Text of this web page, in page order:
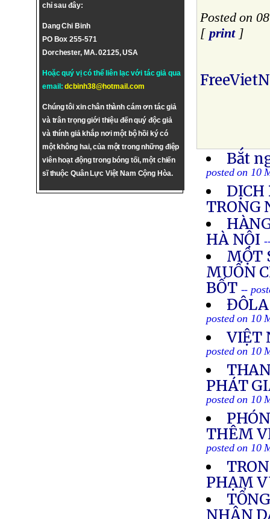
chỉ sau đây:
Dang Chi Binh
PO Box 255-571
Dorchester, MA. 02125, USA
Hoặc quý vị có thể liên lạc với tác giả qua
email:dcbinh38@hotmail.com
Chúng tôi xin chân thành cám ơn tác giả
và trân trọng giới thiệu đến quý độc giả
và thính giả khắp nơi một bộ hồi ký có
một không hai, của một trong những điệp
viên hoạt động trong bóng tối, một chiến
sĩ thuộc Quân Lực Việt Nam Cộng Hòa.
Posted on
[ print]
Bắt
posted on 10
DỊCH
TRONG
HÀ NỘI
MỘT
MUỐN
BỐT --
posted on 10
VIỆT
posted on 10
PHÁT
posted on 10
THÊM
posted on 10
PHẠM
NHÂN